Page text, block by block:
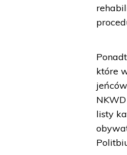
które
listy